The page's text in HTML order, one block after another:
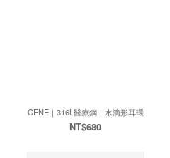
CENE｜316L醫療鋼｜水滴形耳環
NT$680